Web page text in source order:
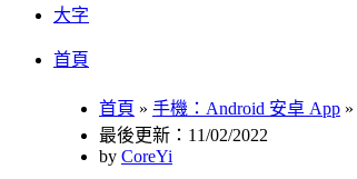
大字
首頁
首頁 » 手機：Android 安卓 App »
最後更新：11/02/2022
by CoreYi